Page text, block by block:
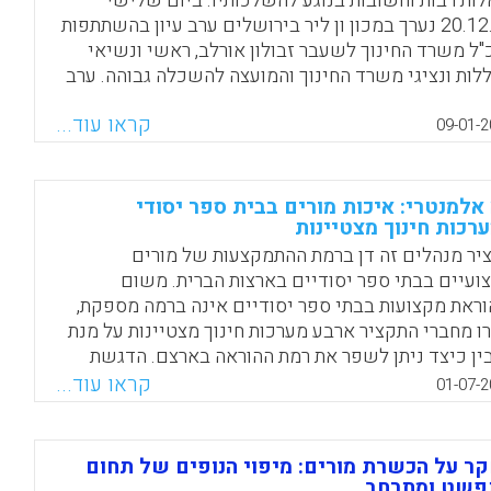
20.12.16 נערך במכון ון ליר בירושלים ערב עיון בהשתתפות
משרד החינוך לשעבר זבולון אורלב, ראשי ונשיאי
ונציגי משרד החינוך והמועצה להשכלה גבוהה. ערב
WhatsApp
Facebook
Email
X 09-01- קראו עוד...
איכות מורים בבית ספר יסודי
חינוך מצטיינות
מנהלים זה דן ברמת ההתמקצעות של מורים
בבתי ספר יסודיים בארצות הברית. משום
מקצועות בבתי ספר יסודיים אינה ברמה מספקת,
מחברי התקציר ארבע מערכות חינוך מצטיינות על מנת
כיצד ניתן לשפר את רמת ההוראה בארצם. הדגשת
מומחיותם המקצועית של מורים על ידי מנהיגים
רלוונטית לכל חלקי מערכת החינוך, החל מהכשרת
דרך פיתוח תכנית הלימודים וחומרי הדרכת מורים
לדרישות מן התלמידים לפתח הבנה מעמיקה של
המקצועיים.
01-07- קראו עוד...
על הכשרת מורים: מיפוי הנופים של תחום